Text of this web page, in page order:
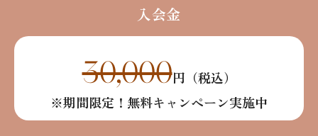
入会金
30,000円（税込）
※期間限定！無料キャンペーン実施中